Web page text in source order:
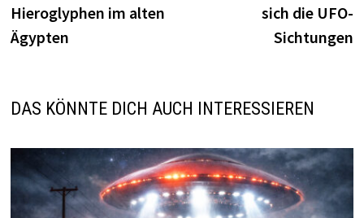
Hieroglyphen im alten
Ägypten
sich die UFO-
Sichtungen
DAS KÖNNTE DICH AUCH INTERESSIEREN